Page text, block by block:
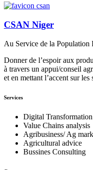
CSAN Niger
Au Service de la Population
Donner de l’espoir aux
à travers un appui/conseil
et en mettant l’accent sur
Services
Digital Transformation
Value Chains analysis
Agribusiness/ Ag
Agricultural advice
Bussines Consulting